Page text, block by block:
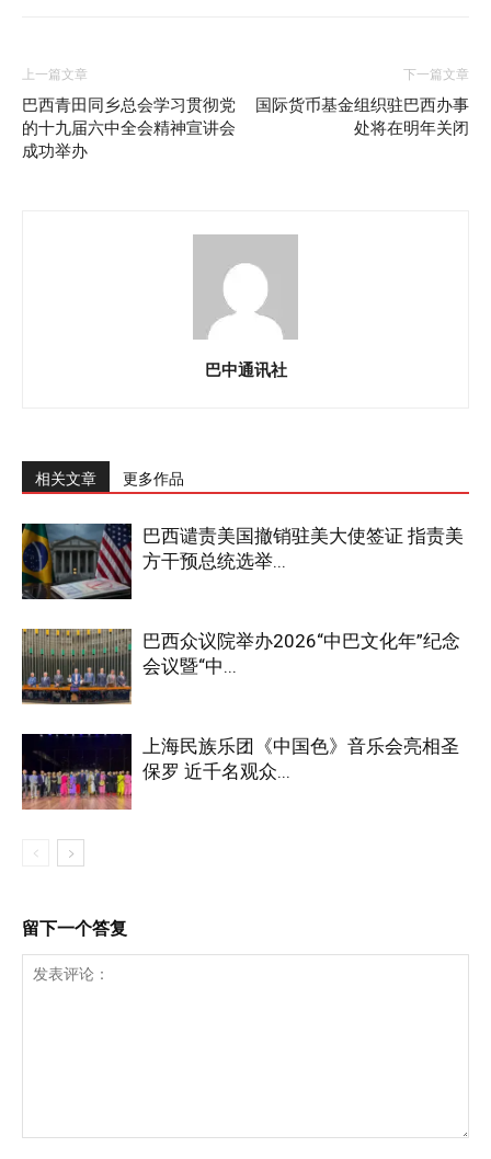
上一篇文章
巴西青田同乡总会学习贯彻党
的十九届六中全会精神宣讲会
成功举办
下一篇文章
国际货币基金组织驻巴西办事
处将在明年关闭
巴中通讯社
相关文章 更多作品
巴西谴责美国撤销驻美大使签证 指责美
方干预总统选举...
巴西众议院举办2026“中巴文化年”纪念
会议暨“中...
上海民族乐团《中国色》音乐会亮相圣
保罗 近千名观众...
留下一个答复